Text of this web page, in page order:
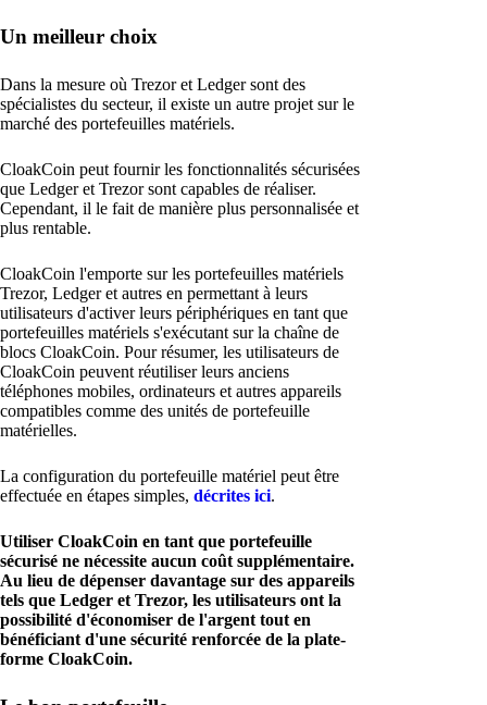
Un meilleur choix
Dans la mesure où Trezor et Ledger sont des
spécialistes du secteur, il existe un autre projet sur le
marché des portefeuilles matériels.
CloakCoin peut fournir les fonctionnalités sécurisées
que Ledger et Trezor sont capables de réaliser.
Cependant, il le fait de manière plus personnalisée et
plus rentable.
CloakCoin l'emporte sur les portefeuilles matériels
Trezor, Ledger et autres en permettant à leurs
utilisateurs d'activer leurs périphériques en tant que
portefeuilles matériels s'exécutant sur la chaîne de
blocs CloakCoin. Pour résumer, les utilisateurs de
CloakCoin peuvent réutiliser leurs anciens
téléphones mobiles, ordinateurs et autres appareils
compatibles comme des unités de portefeuille
matérielles.
La configuration du portefeuille matériel peut être
effectuée en étapes simples, décrites ici.
Utiliser CloakCoin en tant que portefeuille
sécurisé ne nécessite aucun coût supplémentaire.
Au lieu de dépenser davantage sur des appareils
tels que Ledger et Trezor, les utilisateurs ont la
possibilité d'économiser de l'argent tout en
bénéficiant d'une sécurité renforcée de la plate-
forme CloakCoin.